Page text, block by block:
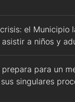
el Municipio
a niños y
prepara para un
singulares